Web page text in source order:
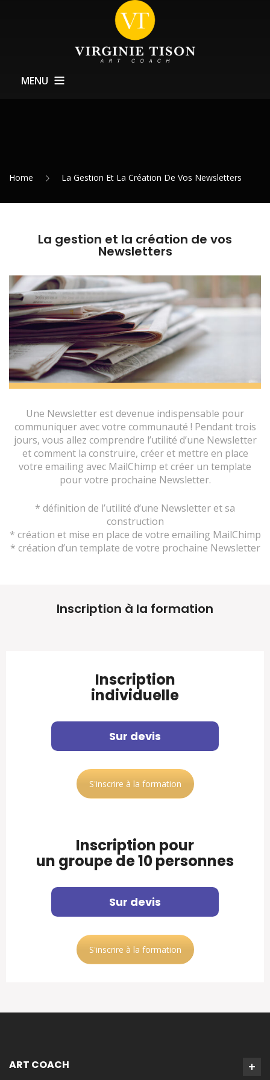
MENU
Contact
Home La Gestion Et La Création De Vos Newsletters
La gestion et la création de vos
Newsletters
Une Newsletter est devenue indispensable pour
communiquer avec votre communauté ! Pendant trois
jours, vous allez comprendre l’utilité d’une Newsletter
et comment la construire, créer et mettre en place
votre emailing avec MailChimp et créer un template
pour votre prochaine Newsletter.
* définition de l’utilité d’une Newsletter et sa
construction
* création et mise en place de votre emailing MailChimp
* création d’un template de votre prochaine Newsletter
Inscription à la formation
Inscription
individuelle
Sur devis
S'inscrire à la formation
Inscription pour
un groupe de 10 personnes
Sur devis
S'inscrire à la formation
ART COACH